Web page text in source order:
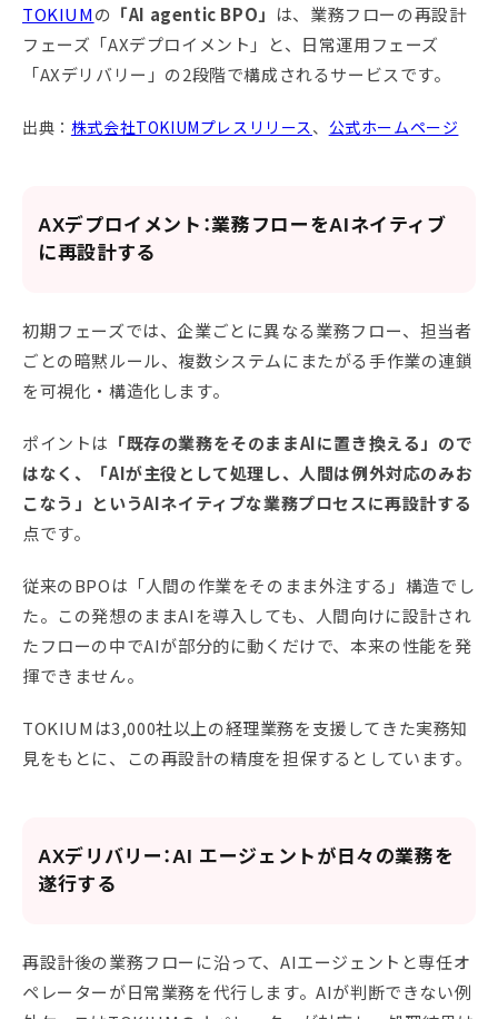
TOKIUMの 「AI agentic BPO」 は、業務フローの再設計
フェーズ「AXデプロイメント」と、日常運用フェーズ
「AXデリバリー」の2段階で構成されるサービスです。
出典： 株式会社TOKIUMプレスリリース 、 公式ホームページ
AXデプロイメント：業務フローをAIネイティブ
に再設計する
初期フェーズでは、企業ごとに異なる業務フロー、担当者
ごとの暗黙ルール、複数システムにまたがる手作業の連鎖
を可視化・構造化します。
ポイントは 「既存の業務をそのままAIに置き換える」ので
はなく、「AIが主役として処理し、人間は例外対応のみお
こなう」というAIネイティブな業務プロセスに再設計する
点です。
従来のBPOは「人間の作業をそのまま外注する」構造でし
た。この発想のままAIを導入しても、人間向けに設計され
たフローの中でAIが部分的に動くだけで、本来の性能を発
揮できません。
TOKIUMは3,000社以上の経理業務を支援してきた実務知
見をもとに、この再設計の精度を担保するとしています。
AXデリバリー：AI エージェントが日々の業務を
遂行する
再設計後の業務フローに沿って、AIエージェントと専任オ
ペレーターが日常業務を代行します。AIが判断できない例